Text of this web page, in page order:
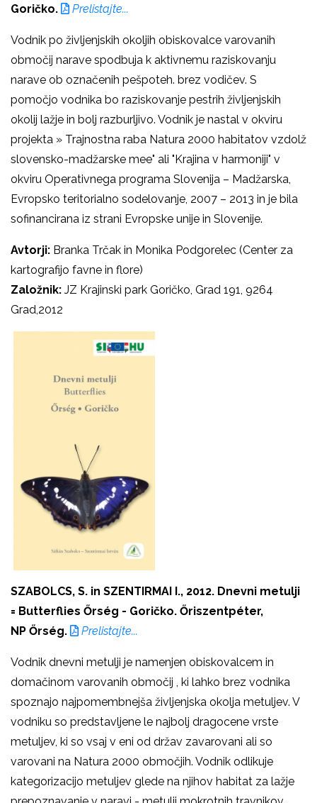
Goričko. Prelistajte...
Vodnik po življenjskih okoljih obiskovalce varovanih
območij narave spodbuja k aktivnemu raziskovanju
narave ob označenih pešpoteh. brez vodičev. S
pomočjo vodnika bo raziskovanje pestrih življenjskih
okolij lažje in bolj razburljivo. Vodnik je nastal v okviru
projekta » Trajnostna raba Natura 2000 habitatov vzdolž
slovensko-madžarske mee" ali "Krajina v harmoniji" v
okviru Operativnega programa Slovenija – Madžarska,
Evropsko teritorialno sodelovanje, 2007 – 2013 in je bila
sofinancirana iz strani Evropske unije in Slovenije.
Avtorji: Branka Trčak in Monika Podgorelec (Center za
kartografijo favne in flore)
Založnik: JZ Krajinski park Goričko, Grad 191, 9264
Grad,2012
SZABOLCS, S. in SZENTIRMAI I., 2012. Dnevni metulji
= Butterflies Őrség - Goričko. Őriszentpéter,
NP Őrség.
Prelistajte...
Vodnik dnevni metulji je namenjen obiskovalcem in
domačinom varovanih območij , ki lahko brez vodnika
spoznajo najpomembnejša življenjska okolja metuljev. V
vodniku so predstavljene le najbolj dragocene vrste
metuljev, ki so vsaj v eni od držav zavarovani ali so
varovani na Natura 2000 območjih. Vodnik odlikuje
kategorizacijo metuljev glede na njihov habitat za lažje